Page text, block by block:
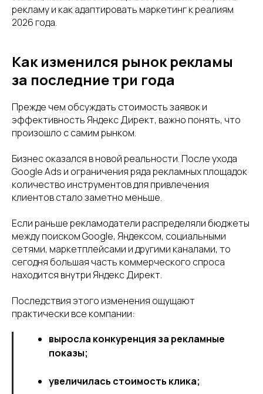
рекламу и как адаптировать маркетинг к реалиям
2026 года.
Как изменился рынок рекламы
за последние три года
Прежде чем обсуждать стоимость заявок и
эффективность Яндекс Директ, важно понять, что
произошло с самим рынком.
Бизнес оказался в новой реальности. После ухода
Google Ads и ограничения ряда рекламных площадок
количество инструментов для привлечения
клиентов стало заметно меньше.
Если раньше рекламодатели распределяли бюджеты
между поиском Google, Яндексом, социальными
сетями, маркетплейсами и другими каналами, то
сегодня большая часть коммерческого спроса
находится внутри Яндекс Директ.
Последствия этого изменения ощущают
практически все компании:
выросла конкуренция за рекламные
показы;
увеличилась стоимость клика;